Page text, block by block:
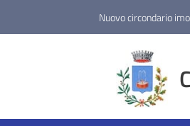
Nuovo circondario